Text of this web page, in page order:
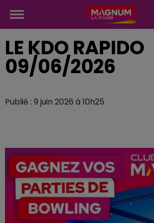
LE KDO RAPIDO
09/06/2026
Publié : 9 juin 2026 à 10h25